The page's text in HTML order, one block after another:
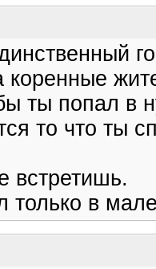
ты попал в
то что ты
встретишь.
только в